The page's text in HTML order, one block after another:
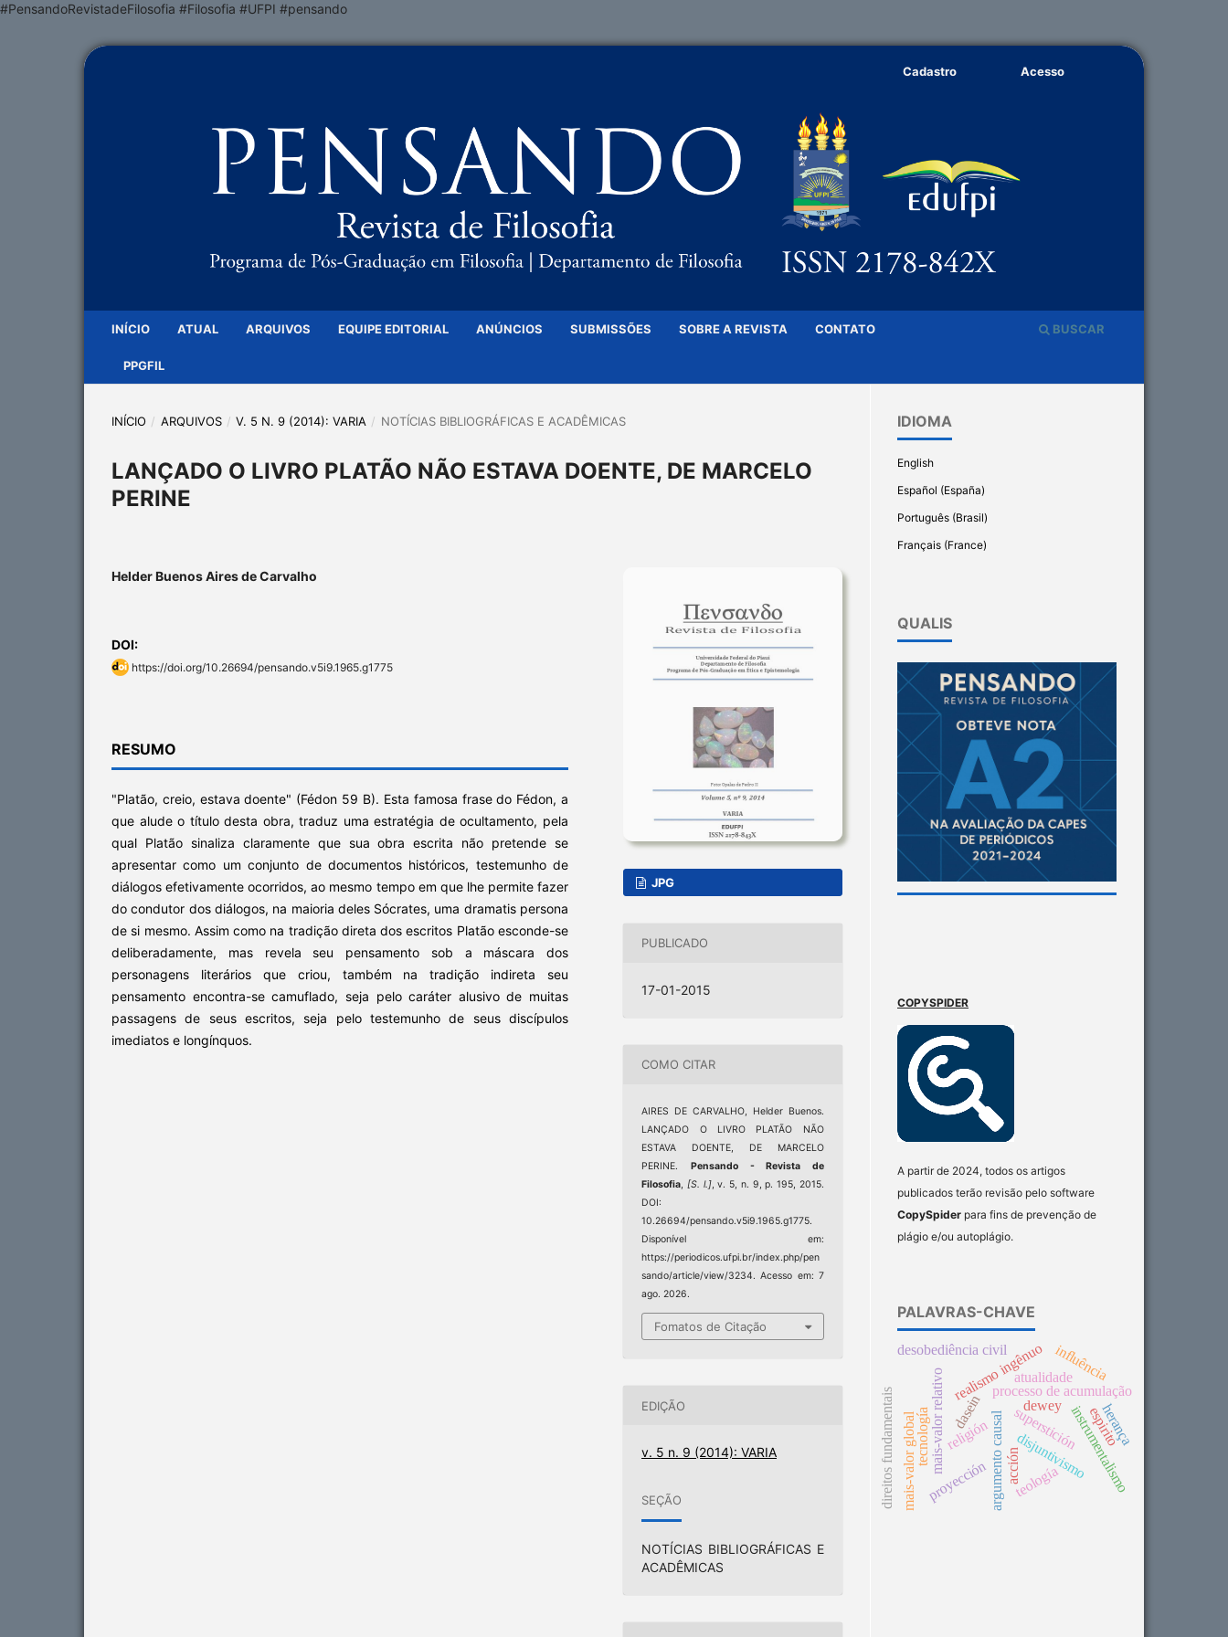
#PensandoRevistadeFilosofia #Filosofia #UFPI #pensando
INÍCIO ATUAL ARQUIVOS EQUIPE EDITORIAL ANÚNCIOS SUBMISSÕES SOBRE A REVISTA CONTATO
PPGFIL
BUSCAR
Cadastro Acesso
INÍCIO / ARQUIVOS / V. 5 N. 9 (2014): VARIA / NOTÍCIAS BIBLIOGRÁFICAS E ACADÊMICAS
LANÇADO O LIVRO PLATÃO NÃO ESTAVA DOENTE, DE MARCELO
PERINE
Helder Buenos Aires de Carvalho
DOI:
https://doi.org/10.26694/pensando.v5i9.1965.g1775
RESUMO
"Platão, creio, estava doente" (Fédon 59 B). Esta famosa frase do Fédon, a
que alude o título desta obra, traduz uma estratégia de ocultamento, pela
qual Platão sinaliza claramente que sua obra escrita não pretende se
apresentar como um conjunto de documentos históricos, testemunho de
diálogos efetivamente ocorridos, ao mesmo tempo em que lhe permite fazer
do condutor dos diálogos, na maioria deles Sócrates, uma dramatis persona
de si mesmo. Assim como na tradição direta dos escritos Platão esconde-se
deliberadamente, mas revela seu pensamento sob a máscara dos
personagens literários que criou, também na tradição indireta seu
pensamento encontra-se camuflado, seja pelo caráter alusivo de muitas
passagens de seus escritos, seja pelo testemunho de seus discípulos
imediatos e longínquos.
JPG
PUBLICADO
17-01-2015
COMO CITAR
AIRES DE CARVALHO, Helder Buenos.
LANÇADO O LIVRO PLATÃO NÃO
ESTAVA DOENTE, DE MARCELO
PERINE. Pensando - Revista de
Filosofia, [S. l.], v. 5, n. 9, p. 195, 2015.
DOI:
10.26694/pensando.v5i9.1965.g1775.
Disponível em:
https://periodicos.ufpi.br/index.php/pen
sando/article/view/3234. Acesso em: 7
ago. 2026.
Fomatos de Citação
EDIÇÃO
v. 5 n. 9 (2014): VARIA
SEÇÃO
NOTÍCIAS BIBLIOGRÁFICAS E
ACADÊMICAS
IDIOMA
English
Español (España)
Português (Brasil)
Français (France)
QUALIS
COPYSPIDER
A partir de 2024, todos os artigos
publicados terão revisão pelo software
CopySpider para fins de prevenção de
plágio e/ou autoplágio.
PALAVRAS-CHAVE
argumento causal superstición
proyección
processo de acumulação
mais-valor globalmais-valor relativo disjuntivismo
religión
realismo ingênuo
tecnología instrumentalismo
dewey
teología
direitos fundamentais espirito
influência
desobediência civil
dasein herança
acción
atualidade